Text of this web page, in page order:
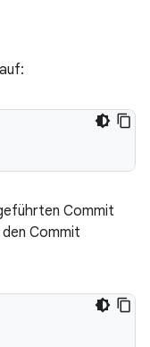
Commit
Commit